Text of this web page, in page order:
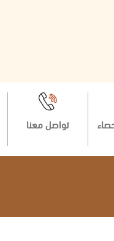
تواصل معنا